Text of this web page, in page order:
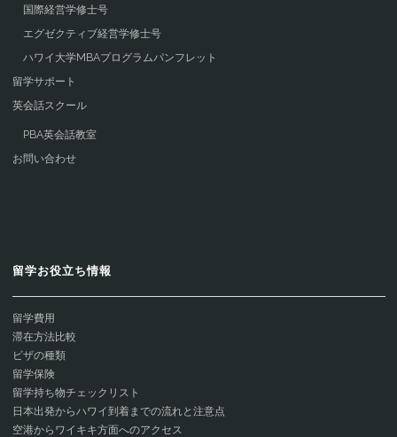
国際経営学修士号
エグゼクティブ経営学修士号
ハワイ大学MBAプログラムパンフレット
留学サポート
英会話スクール
PBA英会話教室
お問い合わせ
留学お役立ち情報
留学費用
滞在方法比較
ビザの種類
留学保険
留学持ち物チェックリスト
日本出発からハワイ到着までの流れと注意点
空港からワイキキ方面へのアクセス